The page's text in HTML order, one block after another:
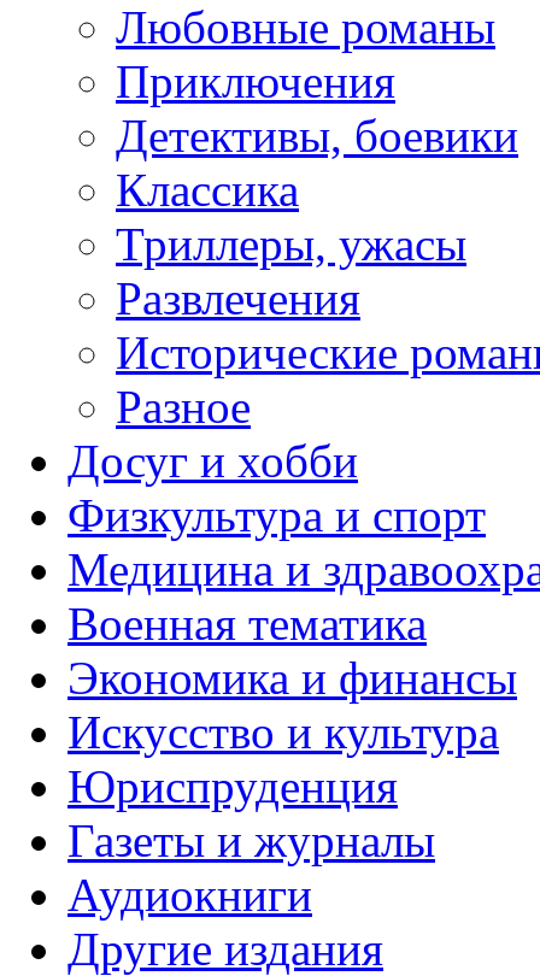
Любовные романы
Приключения
Детективы, боевики
Классика
Триллеры, ужасы
Развлечения
Исторические
Разное
Досуг и хобби
Физкультура и спорт
Медицина и
Военная тематика
Экономика и финансы
Искусство и культура
Юриспруденция
Газеты и журналы
Аудиокниги
Другие издания